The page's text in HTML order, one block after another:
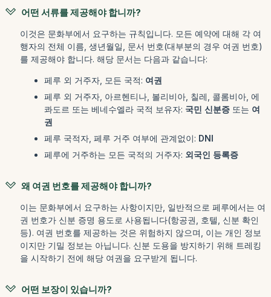
어떤 서류를 제공해야 합니까?
이것은 문화부에서 요구하는 규칙입니다. 모든 예약에 대해 각 여
행자의 전체 이름, 생년월일, 문서 번호(대부분의 경우 여권 번호)
를 제공해야 합니다. 해당 문서는 다음과 같습니다:
페루 외 거주자, 모든 국적: 여권
페루 외 거주자, 아르헨티나, 볼리비아, 칠레, 콜롬비아, 에
콰도르 또는 베네수엘라 국적 보유자: 국민 신분증 또는 여
권
페루 국적자, 페루 거주 여부에 관계없이: DNI
페루에 거주하는 모든 국적의 거주자: 외국인 등록증
왜 여권 번호를 제공해야 합니까?
이는 문화부에서 요구하는 사항이지만, 일반적으로 페루에서는 여
권 번호가 신분 증명 용도로 사용됩니다(항공권, 호텔, 신분 확인
등). 여권 번호를 제공하는 것은 위험하지 않으며, 이는 개인 정보
이지만 기밀 정보는 아닙니다. 신분 도용을 방지하기 위해 트레킹
을 시작하기 전에 해당 여권을 요구받게 됩니다.
어떤 보장이 있습니까?